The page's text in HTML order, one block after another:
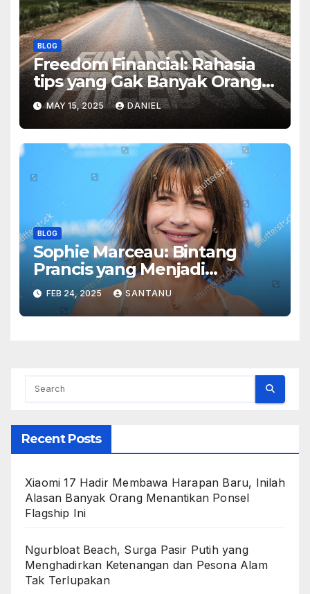
BLOG
Freedom Financial: Rahasia
tips yang Gak Banyak Orang
Tahu
MAY 15, 2025 DANIEL
BLOG
Sophie Marceau: Bintang
Prancis yang Menjadi
Legenda di Layar Lebar
FEB 24, 2025 SANTANU
Recent Posts
Xiaomi 17 Hadir Membawa Harapan Baru, Inilah
Alasan Banyak Orang Menantikan Ponsel
Flagship Ini
Ngurbloat Beach, Surga Pasir Putih yang
Menghadirkan Ketenangan dan Pesona Alam
Tak Terlupakan